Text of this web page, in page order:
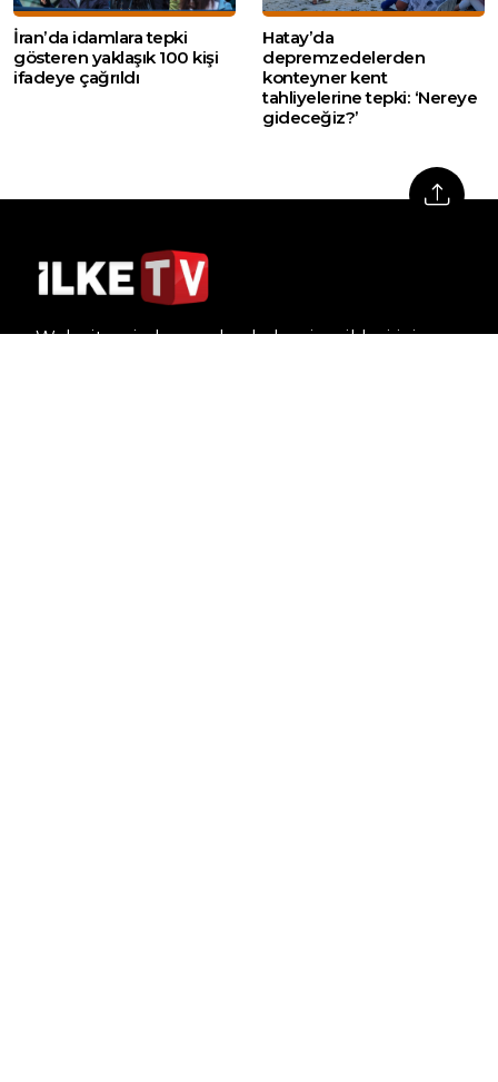
İran’da idamlara tepki
gösteren yaklaşık 100 kişi
ifadeye çağrıldı
Hatay’da
depremzedelerden
konteyner kent
tahliyelerine tepki: ‘Nereye
gideceğiz?’
Web sitemizde yer alan haber içerikleri izin